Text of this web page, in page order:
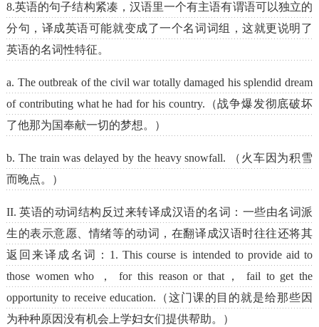
8.英语的句子结构紧凑，汉语里一个有主语有谓语可以独立的
分句，译成英语可能就变成了一个名词词组，这就更说明了
英语的名词性特征。
a. The outbreak of the civil war totally damaged his splendid dream
of contributing what he had for his country.（战争爆发彻底破坏
了他那为国奉献一切的梦想。）
b. The train was delayed by the heavy snowfall. （火车因为积雪
而晚点。）
II. 英语的动词结构反过来转译成汉语的名词：一些由名词派
生的表示意愿、情绪等的动词，在翻译成汉语时往往还将其
返回来译成名词：1. This course is intended to provide aid to
those women who ， for this reason or that， fail to get the
opportunity to receive education.（这门课的目的就是给那些因
为种种原因没有机会上学妇女们提供帮助。）